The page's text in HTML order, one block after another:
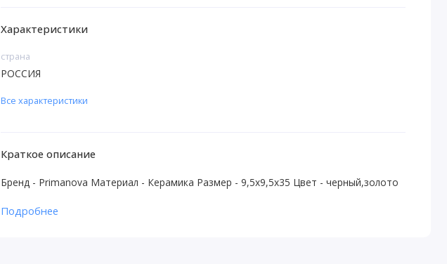
Характеристики
страна
РОССИЯ
Все характеристики
Краткое описание
Бренд - Primanova Материал - Керамика Размер - 9,5х9,5х35 Цвет - черный,золото
Подробнее